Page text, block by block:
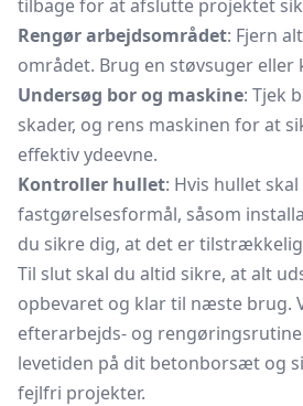
tilbage for at afslutte projektet
Rengør arbejdsområdet: Fjern
området. Brug en støvsuger
Undersøg bor og maskine: Tjek
skader, og rens maskinen for at
effektiv ydeevne.
Kontroller hullet: Hvis hullet
fastgørelsesformål, såsom
du sikre dig, at det er
Til slut skal du altid sikre, at alt
opbevaret og klar til næste brug.
efterarbejds- og
levetiden på dit betonborsæt og
fejlfri projekter.